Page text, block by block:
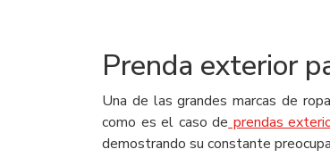
Prenda exterior
Una de las grandes marcas de
como es el caso deprendas
demostrando su constante